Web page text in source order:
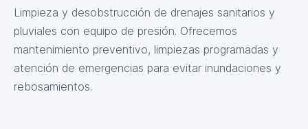
Limpieza y desobstrucción de drenajes sanitarios y
pluviales con equipo de presión. Ofrecemos
mantenimiento preventivo, limpiezas programadas y
atención de emergencias para evitar inundaciones y
rebosamientos.